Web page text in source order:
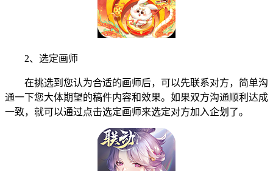
2、选定画师
在挑选到您认为合适的画师后，可以先联系对方，简单沟
通一下您大体期望的稿件内容和效果。如果双方沟通顺利达成
一致，就可以通过点击选定画师来选定对方加入企划了。